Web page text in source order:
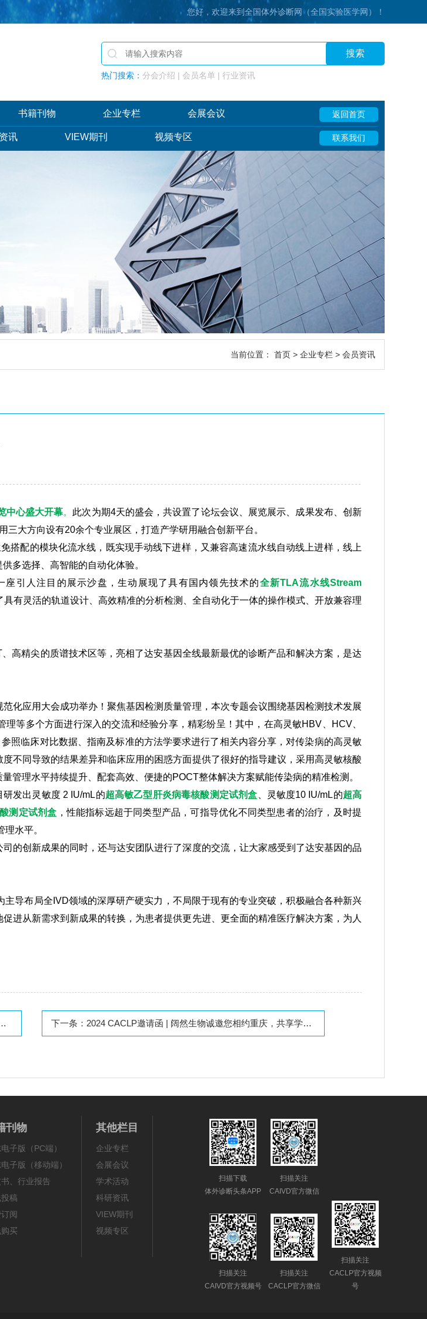
您好，欢迎来到全国体外诊断网（全国实验医学网）！
搜索
热门搜索： 分会介绍 | 会员名单 | 行业资讯
书籍刊物 企业专栏 会展会议 返回首页
讯 VIEW期刊 视频专区 联系我们
当前位置： 首页 > 企业专栏 > 会员资讯
中心盛大开幕。 此次为期4天的盛会，共设置了论坛会议、展览展示、成果发布、创新
大方向设有20余个专业展区，打造产学研用融合创新平台。
搭配的模块化流水线，既实现手动线下进样，又兼容高速流水线自动线上进样，线上
多选择、高智能的自动化体验。
引人注目的展示沙盘，生动展现了具有国内领先技术的全新TLA流水线Stream
有灵活的轨道设计、高效精准的分析检测、全自动化于一体的操作模式、开放兼容理
高精尖的质谱技术区等，亮相了达安基因全线最新最优的诊断产品和解决方案，是达
化应用大会成功举办！聚焦基因检测质量管理，本次专题会议围绕基因检测技术发展
等多个方面进行深入的交流和经验分享，精彩纷呈！其中，在高灵敏HBV、HCV、
照临床对比数据、指南及标准的方法学要求进行了相关内容分享，对传染病的高灵敏
不同导致的结果差异和临床应用的困惑方面提供了很好的指导建议，采用高灵敏核酸
管理水平持续提升、配套高效、便捷的POCT整体解决方案赋能传染病的精准检测。
发出灵敏度 2 IU/mL的超高敏乙型肝炎病毒核酸测定试剂盒 、灵敏度10 IU/mL的超高
测定试剂盒 ，性能指标远超于同类型产品，可指导优化不同类型患者的治疗，及时提
水平。
的创新成果的同时，还与达安团队进行了深度的交流，让大家感受到了达安基因的品
导布局全IVD领域的深厚研产硬实力，不局限于现有的专业突破，积极融合各种新兴
进从新需求到新成果的转换，为患者提供更先进、更全面的精准医疗解决方案，为人
下一条： 2024 CACLP邀请函 | 阔然生物诚邀您相约重庆，共享学术盛会
刊物
子版（PC端）
子版（移动端）
、行业报告
稿
阅
买
其他栏目
企业专栏
会展会议
学术活动
科研资讯
VIEW期刊
视频专区
扫描下载
体外诊断头条APP
扫描关注
CAIVD官方微信
扫描关注
CAIVD官方视频号
扫描关注
CACLP官方微信
扫描关注
CACLP官方视频
号